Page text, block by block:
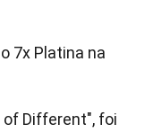
7x Platina na
of Different", foi